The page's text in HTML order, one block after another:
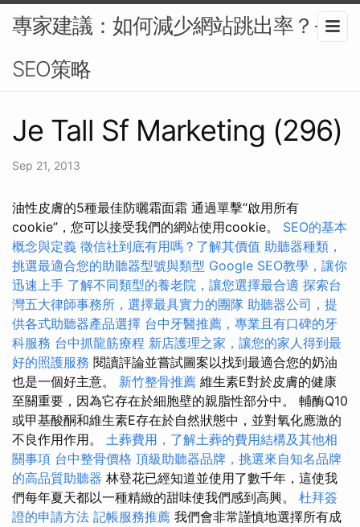
專家建議：如何減少網站跳出率？-
SEO策略
Je Tall Sf Marketing (296)
Sep 21, 2013
油性皮膚的5種最佳防曬霜面霜 通過單擊“啟用所有
cookie”，您可以接受我們的網站使用cookie。 SEO的基本
概念與定義 徵信社到底有用嗎？了解其價值 助聽器種類，
挑選最適合您的助聽器型號與類型 Google SEO教學，讓你
迅速上手 了解不同類型的養老院，讓您選擇最合適 探索台
灣五大律師事務所，選擇最具實力的團隊 助聽器公司，提
供各式助聽器產品選擇 台中牙醫推薦，專業且有口碑的牙
科服務 台中抓龍筋療程 新店護理之家，讓您的家人得到最
好的照護服務 閱讀評論並嘗試圖案以找到最適合您的奶油
也是一個好主意。 新竹整骨推薦 維生素E對於皮膚的健康
至關重要，因為它存在於細胞壁的親脂性部分中。 輔酶Q10
或甲基酸酮和維生素E存在於自然狀態中，並對氧化應激的
不良作用作用。 土葬費用，了解土葬的費用結構及其他相
關事項 台中整骨價格 頂級助聽器品牌，挑選來自知名品牌
的高品質助聽器 林登花已經知道並使用了數千年，這使我
們每年夏天都以一種精緻的甜味使我們感到高興。 杜拜簽
證的申請方法 記帳服務推薦 我們會非常謹慎地選擇所有成